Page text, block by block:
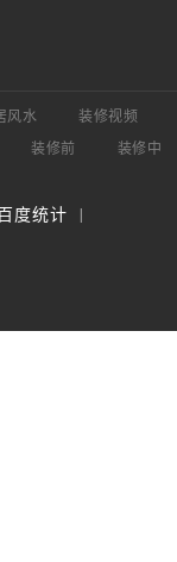
风水
装修视频
装修前
装修中
百度统计